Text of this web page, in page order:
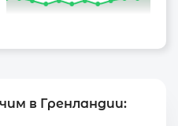
в Гренландии: